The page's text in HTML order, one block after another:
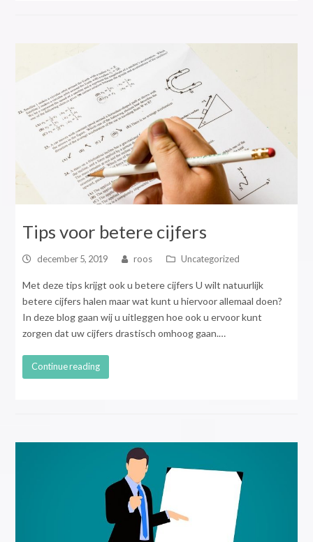
Tips voor betere cijfers
december 5, 2019 roos Uncategorized
Met deze tips krijgt ook u betere cijfers U wilt natuurlijk
betere cijfers halen maar wat kunt u hiervoor allemaal doen?
In deze blog gaan wij u uitleggen hoe ook u ervoor kunt
zorgen dat uw cijfers drastisch omhoog gaan.…
Continue reading